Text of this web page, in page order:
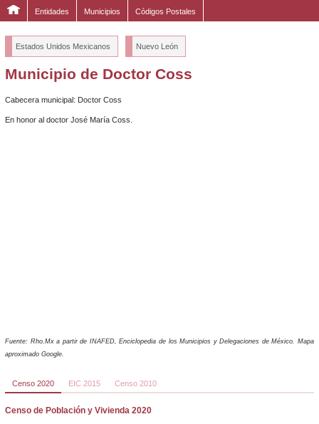
Entidades Municipios Códigos Postales
Estados Unidos Mexicanos Nuevo León
Municipio de Doctor Coss
Cabecera municipal: Doctor Coss
En honor al doctor José María Coss.
Fuente: Rho.Mx a partir de INAFED, Enciclopedia de los Municipios y Delegaciones de México. Mapa
aproximado Google.
Censo 2020 EIC 2015 Censo 2010
Censo de Población y Vivienda 2020